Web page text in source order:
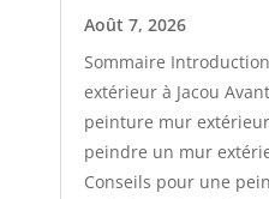
Août 7, 2026
Sommaire
extérieur à Jacou
peinture mur
peindre un mur
Conseils pour une